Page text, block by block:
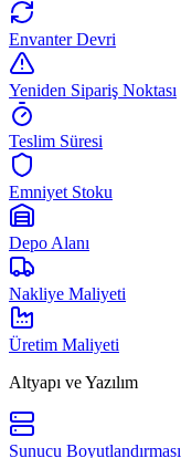
Envanter Devri
Yeniden Sipariş Noktası
Teslim Süresi
Emniyet Stoku
Depo Alanı
Nakliye Maliyeti
Üretim Maliyeti
Altyapı ve Yazılım
Sunucu Boyutlandırması